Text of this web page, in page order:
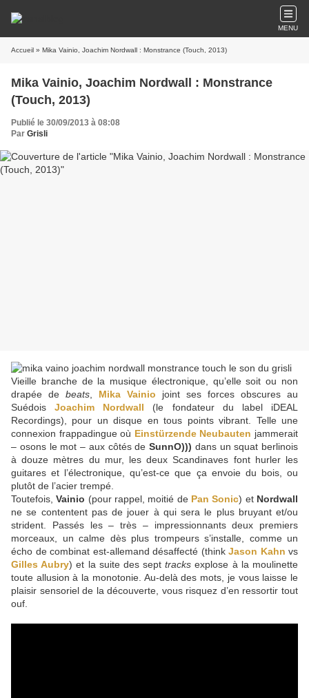
MENU
Accueil » Mika Vainio, Joachim Nordwall : Monstrance (Touch, 2013)
Mika Vainio, Joachim Nordwall : Monstrance
(Touch, 2013)
Publié le 30/09/2013 à 08:08
Par Grisli
Vieille branche de la musique électronique, qu’elle soit ou non
drapée de beats Mika Vainio joint ses forces obscures au
SuédoisJoachim Nordwall (le fondateur du label iDEAL
Recordings), pour un disque en tous points vibrant. Telle une
connexion frappadingue où Einstürzende Neubauten jammerait
– osons le mot – aux côtés de SunnO))) dans un squat berlinois
à douze mètres du mur, les deux Scandinaves font hurler les
guitares et l’électronique, qu’est-ce que ça envoie du bois, ou
plutôt de l’acier trempé.
Toutefois,Vainio (pour rappel, moitié de Pan Sonic) et Nordwall
ne se contentent pas de jouer à qui sera le plus bruyant et/ou
strident. Passés les – très – impressionnants deux premiers
morceaux, un calme dès plus trompeurs s’installe, comme un
écho de combinat est-allemand désaffecté (think Jason Kahn vs
Gilles Aubry) et la suite des septtracks explose à la moulinette
toute allusion à la monotonie. Au-delà des mots, je vous laisse le
plaisir sensoriel de la découverte, vous risquez d’en ressortir tout
ouf.